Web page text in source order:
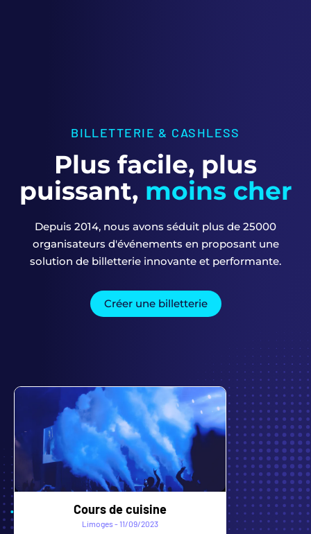
BILLETTERIE & CASHLESS
Plus facile, plus
puissant, moins cher
Depuis 2014, nous avons séduit plus de 25000
organisateurs d'événements en proposant une
solution de billetterie innovante et performante.
Créer une billetterie